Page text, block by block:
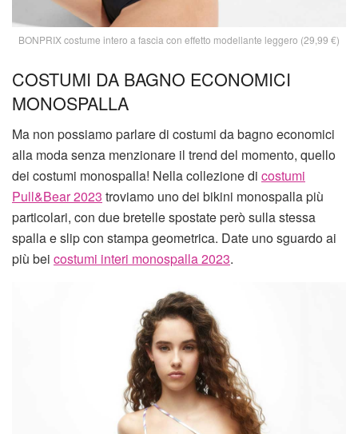
BONPRIX costume intero a fascia con effetto modellante leggero (29,99 €)
COSTUMI DA BAGNO ECONOMICI
MONOSPALLA
Ma non possiamo parlare di costumi da bagno economici
alla moda senza menzionare il trend del momento, quello
dei costumi monospalla! Nella collezione di costumi
Pull&Bear 2023 troviamo uno dei bikini monospalla più
particolari, con due bretelle spostate però sulla stessa
spalla e slip con stampa geometrica. Date uno sguardo ai
più bei costumi interi monospalla 2023.